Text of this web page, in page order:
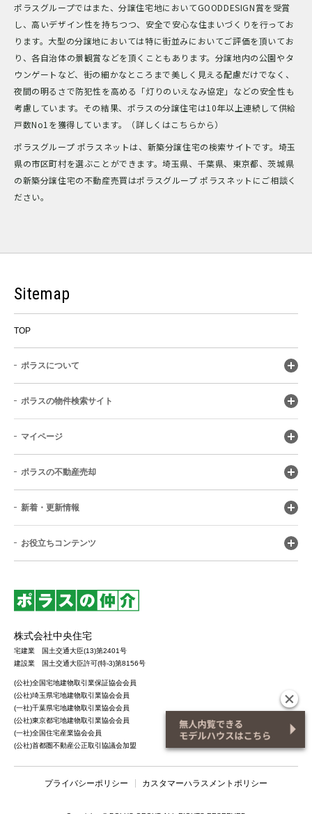
ポラスグループではまた、分譲住宅地においてGOODDESIGN賞を受賞
し、高いデザイン性を持ちつつ、安全で安心な住まいづくりを行ってお
ります。大型の分譲地においては特に街並みにおいてご評価を頂いてお
り、各自治体の景観賞などを頂くこともあります。分譲地内の公園やタ
ウンゲートなど、街の細かなところまで美しく見える配慮だけでなく、
夜間の明るさで防犯性を高める「灯りのいえなみ協定」などの安全性も
考慮しています。その結果、ポラスの分譲住宅は10年以上連続して供給
戸数No1を獲得しています。（詳しくはこちらから）
ポラスグループ ポラスネットは、新築分譲住宅の検索サイトです。埼玉
県の市区町村を選ぶことができます。埼玉県、千葉県、東京都、茨城県
の新築分譲住宅の不動産売買はポラスグループ ポラスネットにご相談く
ださい。
Sitemap
TOP
ポラスについて
ポラスの物件検索サイト
マイページ
ポラスの不動産売却
新着・更新情報
お役立ちコンテンツ
株式会社中央住宅
宅建業 国土交通大臣(13)第2401号
建設業 国土交通大臣許可(特-3)第8156号
(公社)全国宅地建物取引業保証協会会員
(公社)埼玉県宅地建物取引業協会会員
(一社)千葉県宅地建物取引業協会会員
(公社)東京都宅地建物取引業協会会員
(一社)全国住宅産業協会会員
(公社)首都圏不動産公正取引協議会加盟
プライバシーポリシー カスタマーハラスメントポリシー